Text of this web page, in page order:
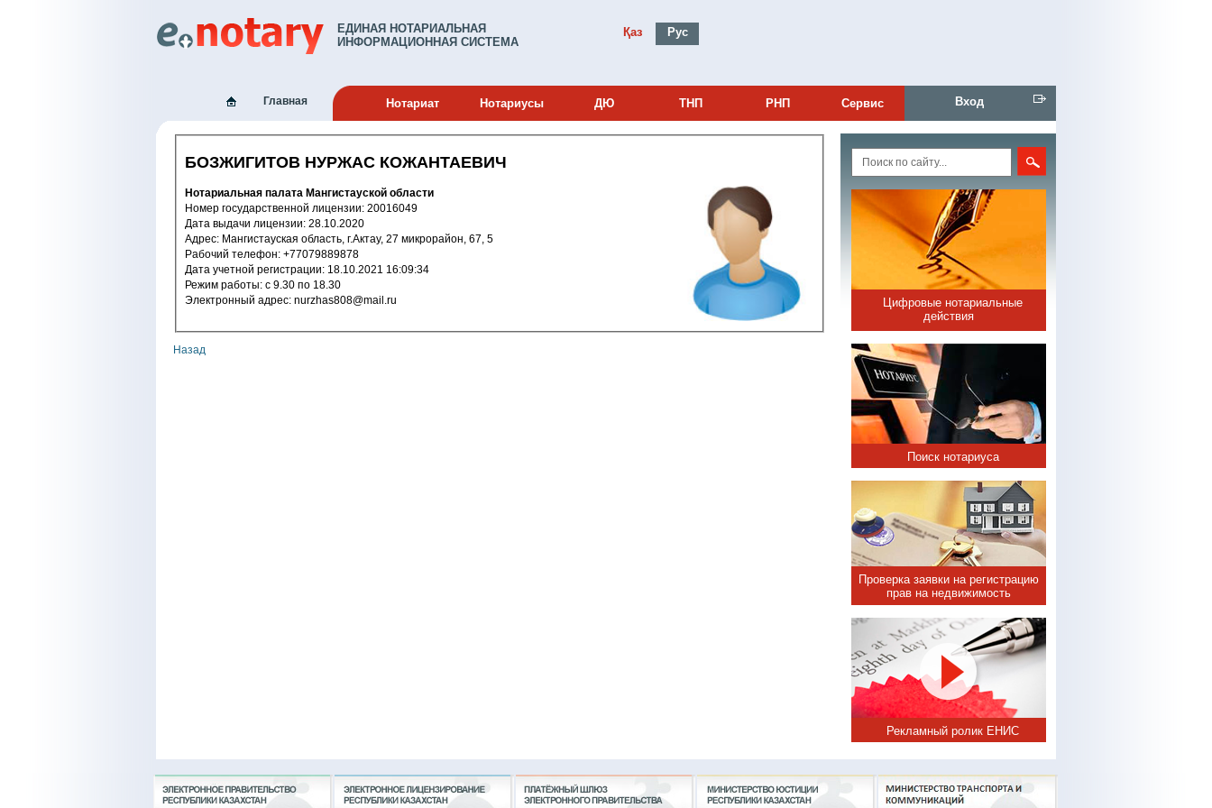
ЕДИНАЯ НОТАРИАЛЬНАЯ
ИНФОРМАЦИОННАЯ СИСТЕМА
Қаз Рус
Главная Нотариат Нотариусы ДЮ ТНП РНП Сервис Вход
БОЗЖИГИТОВ НУРЖАС КОЖАНТАЕВИЧ
Нотариальная палата Мангистауской области
Номер государственной лицензии: 20016049
Дата выдачи лицензии: 28.10.2020
Адрес: Мангистауская область, г.Актау, 27 микрорайон, 67, 5
Рабочий телефон: +77079889878
Дата учетной регистрации: 18.10.2021 16:09:34
Режим работы: c 9.30 по 18.30
Электронный адрес: nurzhas808@mail.ru
Назад
Цифровые нотариальные
действия
Поиск нотариуса
Проверка заявки на регистрацию
прав на недвижимость
Рекламный ролик ЕНИС